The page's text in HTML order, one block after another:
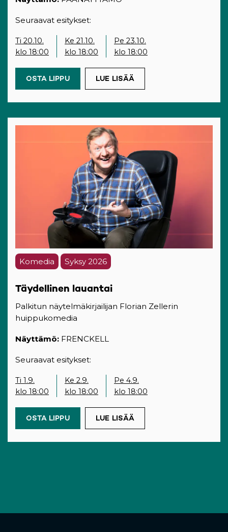
Seuraavat esitykset:
Ti 20.10.
klo 18:00
Ke 21.10.
klo 18:00
Pe 23.10.
klo 18:00
OSTA LIPPU(OPENS IN A NEW TAB)
LUE LISÄÄ
Komedia Syksy 2026
Täydellinen lauantai
Palkitun näytelmäkirjailijan Florian Zellerin
huippukomedia
Näyttämö: FRENCKELL
Seuraavat esitykset:
Ti 1.9.
klo 18:00
Ke 2.9.
klo 18:00
Pe 4.9.
klo 18:00
OSTA LIPPU(OPENS IN A NEW TAB)
LUE LISÄÄ